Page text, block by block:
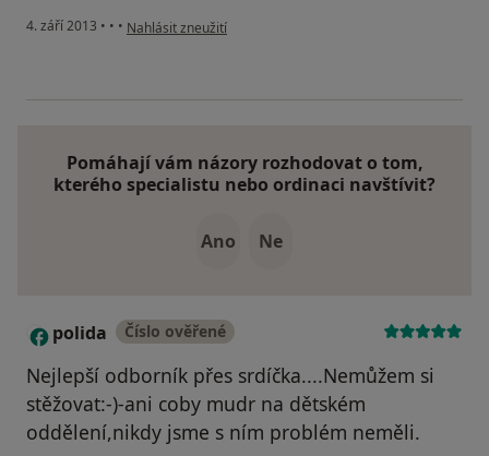
4. září 2013 • • • podle názoru uživatele Váš účet byl odstraněn
Nahlásit zneužití
Pomáhají vám názory rozhodovat o tom,
kterého specialistu nebo ordinaci navštívit?
Ano Ne
P polida Číslo ověřené
Nejlepší odborník přes srdíčka....Nemůžem si
stěžovat:-)-ani coby mudr na dětském
oddělení,nikdy jsme s ním problém neměli.